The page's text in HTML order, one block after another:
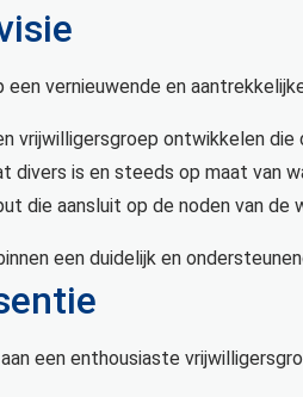
een vernieuwende en
vrijwilligersgroep ontwikkelen
divers is en steeds op maat van
die aansluit op de noden van de
een duidelijk en
een enthousiaste